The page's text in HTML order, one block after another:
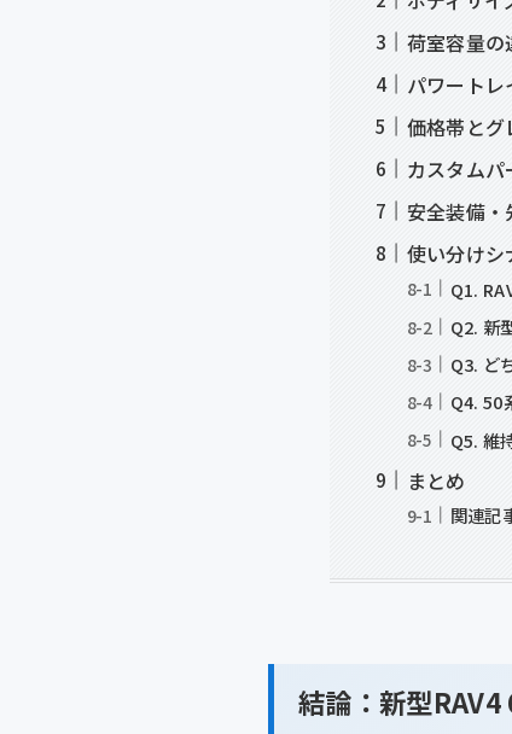
荷室容量
パワート
価格帯とグ
カスタム
安全装備
使い分けシ
Q1.
Q2. 新
Q3. ど
Q4. 50
Q5. 維
まとめ
関連記
結論：新型